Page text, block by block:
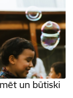
un būtiski